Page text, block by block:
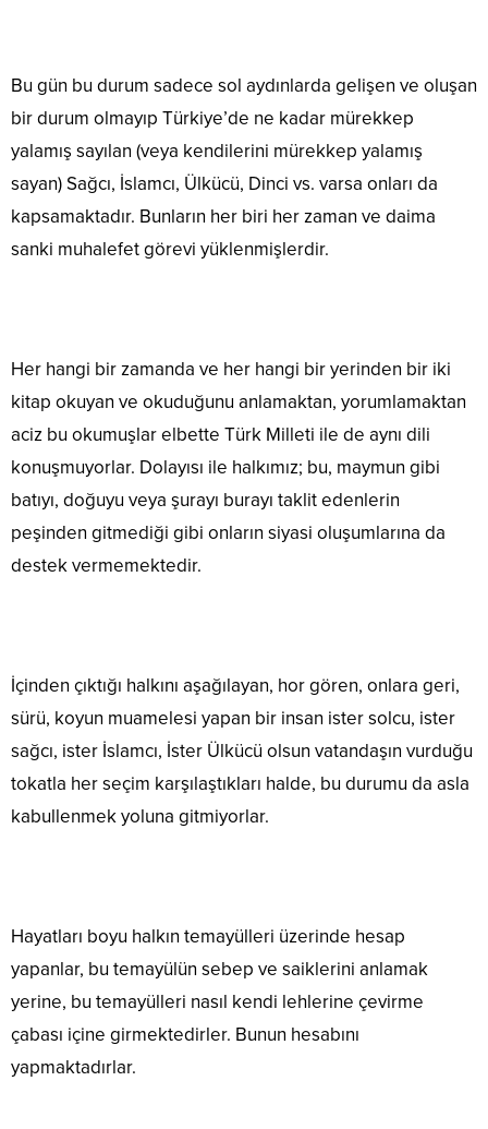
Bu gün bu durum sadece sol aydınlarda gelişen ve oluşan
bir durum olmayıp Türkiye’de ne kadar mürekkep
yalamış sayılan (veya kendilerini mürekkep yalamış
sayan) Sağcı, İslamcı, Ülkücü, Dinci vs. varsa onları da
kapsamaktadır. Bunların her biri her zaman ve daima
sanki muhalefet görevi yüklenmişlerdir.
Her hangi bir zamanda ve her hangi bir yerinden bir iki
kitap okuyan ve okuduğunu anlamaktan, yorumlamaktan
aciz bu okumuşlar elbette Türk Milleti ile de aynı dili
konuşmuyorlar. Dolayısı ile halkımız; bu, maymun gibi
batıyı, doğuyu veya şurayı burayı taklit edenlerin
peşinden gitmediği gibi onların siyasi oluşumlarına da
destek vermemektedir.
İçinden çıktığı halkını aşağılayan, hor gören, onlara geri,
sürü, koyun muamelesi yapan bir insan ister solcu, ister
sağcı, ister İslamcı, İster Ülkücü olsun vatandaşın vurduğu
tokatla her seçim karşılaştıkları halde, bu durumu da asla
kabullenmek yoluna gitmiyorlar.
Hayatları boyu halkın temayülleri üzerinde hesap
yapanlar, bu temayülün sebep ve saiklerini anlamak
yerine, bu temayülleri nasıl kendi lehlerine çevirme
çabası içine girmektedirler. Bunun hesabını
yapmaktadırlar.